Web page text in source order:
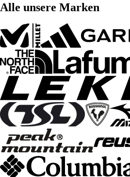
Alle unsere Marken